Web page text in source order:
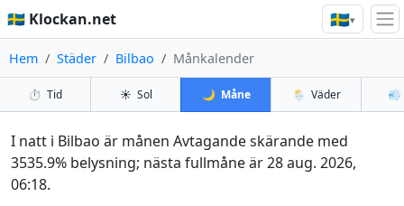
🇸🇪 Klockan.net 🇸🇪▾
Hem Städer Bilbao Månkalender
⏱️ Tid ☀️ Sol 🌙 Måne 🌦️ Väder 💨
I natt i Bilbao är månen Avtagande skärande med
3535.9% belysning; nästa fullmåne är 28 aug. 2026,
06:18.